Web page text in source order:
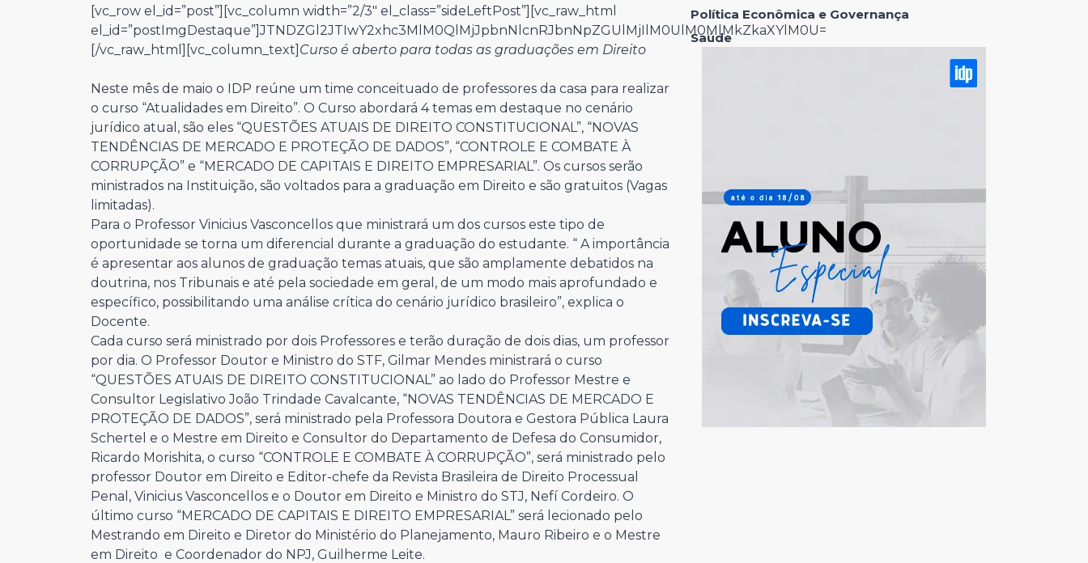
[vc_row el_id=”post”][vc_column width=”2/3″ el_class=”sideLeftPost”][vc_raw_html
el_id=”postImgDestaque”]JTNDZGl2JTIwY2xhc3MlM0QlMjJpbnNlcnRJbnNpZGUlMjIlM0UlM0MlMkZkaXYlM0U=
[/vc_raw_html][vc_column_text] Curso é aberto para todas as graduações em Direito
Neste mês de maio o IDP reúne um time conceituado de professores da casa para realizar
o curso “Atualidades em Direito”. O Curso abordará 4 temas em destaque no cenário
jurídico atual, são eles “QUESTÕES ATUAIS DE DIREITO CONSTITUCIONAL”, “NOVAS
TENDÊNCIAS DE MERCADO E PROTEÇÃO DE DADOS”, “CONTROLE E COMBATE À
CORRUPÇÃO” e “MERCADO DE CAPITAIS E DIREITO EMPRESARIAL”. Os cursos serão
ministrados na Instituição, são voltados para a graduação em Direito e são gratuitos (Vagas
limitadas).
Para o Professor Vinicius Vasconcellos que ministrará um dos cursos este tipo de
oportunidade se torna um diferencial durante a graduação do estudante. “ A importância
é apresentar aos alunos de graduação temas atuais, que são amplamente debatidos na
doutrina, nos Tribunais e até pela sociedade em geral, de um modo mais aprofundado e
específico, possibilitando uma análise crítica do cenário jurídico brasileiro”, explica o
Docente.
Cada curso será ministrado por dois Professores e terão duração de dois dias, um professor
por dia. O Professor Doutor e Ministro do STF, Gilmar Mendes ministrará o curso
“QUESTÕES ATUAIS DE DIREITO CONSTITUCIONAL” ao lado do Professor Mestre e
Consultor Legislativo João Trindade Cavalcante, “NOVAS TENDÊNCIAS DE MERCADO E
PROTEÇÃO DE DADOS”, será ministrado pela Professora Doutora e Gestora Pública Laura
Schertel e o Mestre em Direito e Consultor do Departamento de Defesa do Consumidor,
Ricardo Morishita, o curso “CONTROLE E COMBATE À CORRUPÇÃO”, será ministrado pelo
professor Doutor em Direito e Editor-chefe da Revista Brasileira de Direito Processual
Penal, Vinicius Vasconcellos e o Doutor em Direito e Ministro do STJ, Nefí Cordeiro. O
último curso “MERCADO DE CAPITAIS E DIREITO EMPRESARIAL” será lecionado pelo
Mestrando em Direito e Diretor do Ministério do Planejamento, Mauro Ribeiro e o Mestre
em Direito e Coordenador do NPJ, Guilherme Leite.
Política Econômica e Governança
Saúde